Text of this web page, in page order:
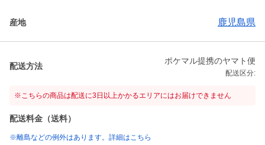
産地 鹿児島県
配送方法
ポケマル提携のヤマト便
配送区分:
※こちらの商品は配送に3日以上かかるエリアにはお届けできません
配送料金（送料）
※離島などの例外はあります。詳細はこちら